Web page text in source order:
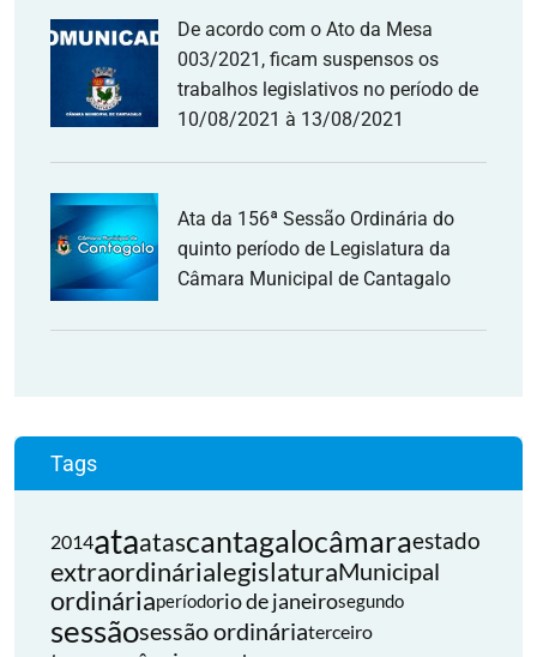
De acordo com o Ato da Mesa
003/2021, ficam suspensos os
trabalhos legislativos no período de
10/08/2021 à 13/08/2021
Ata da 156ª Sessão Ordinária do
quinto período de Legislatura da
Câmara Municipal de Cantagalo
Tags
2014ataatascantagalocâmaraestado
extraordinárialegislaturaMunicipal
ordináriaperíodorio de janeirosegundo
sessãosessão ordináriaterceiro